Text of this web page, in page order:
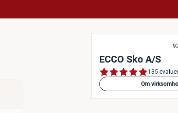
ECCO Sko A/S
135
Om